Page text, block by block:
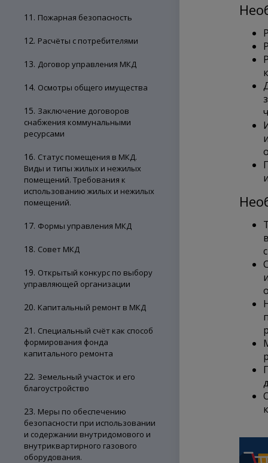
11. Пожарная безопасность
12. Расчёты с потребителями
13. Договор управления МКД
14. Осмотры общего имущества
15. Заключение договоров
снабжения коммунальными
ресурсами
16. Статус помещения в МКД.
Виды и типы жилых и нежилых
помещений. Требования к
использованию жилых и нежилых
помещений.
17. Формы управления МКД
18. Совет МКД
19. Открытый конкурс по выбору
управляющей организации
20. Капитальный ремонт в МКД
21. Специальный счёт как способ
формирования фонда
капитального ремонта
22. Земельный участок и его
благоустройство
23. Меры по обеспечению
безопасности при использовании
и содержании внутридомового и
внутриквартирного газового
оборудования.